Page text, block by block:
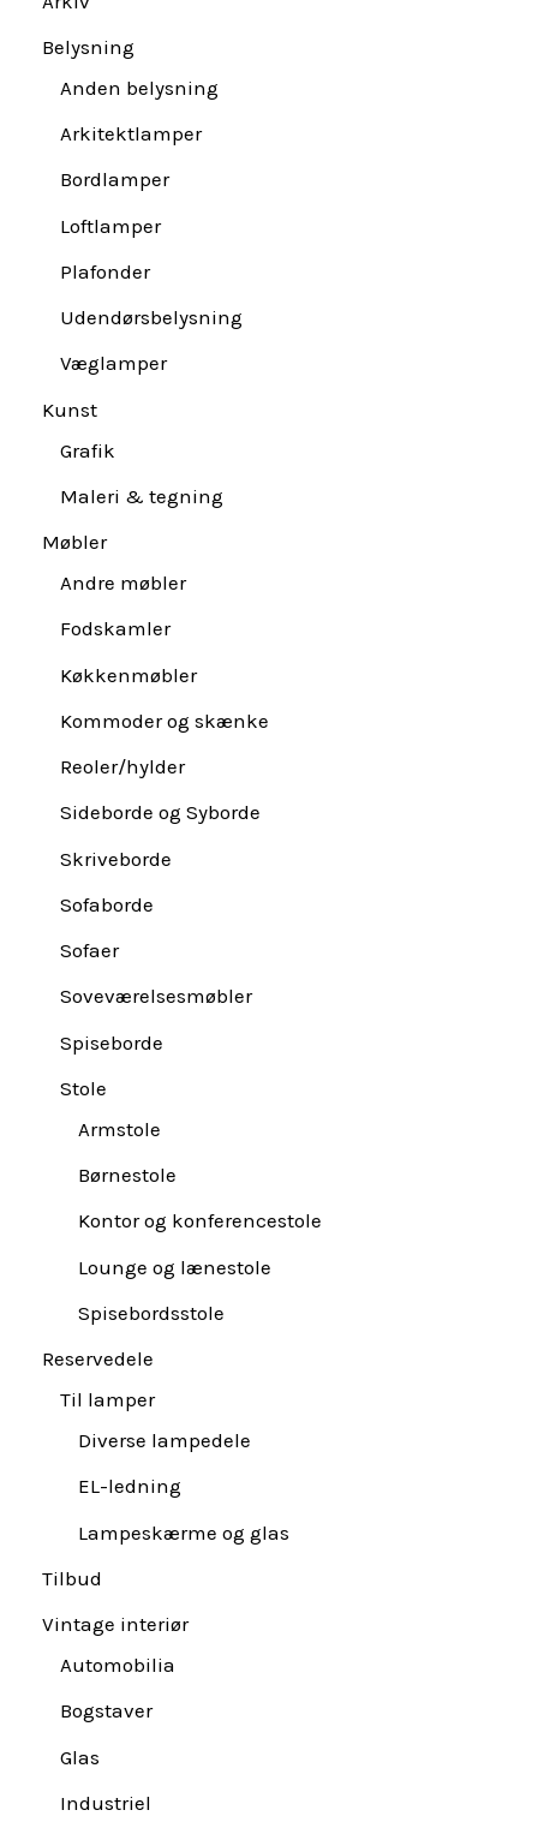
Belysning
Anden belysning
Arkitektlamper
Bordlamper
Loftlamper
Plafonder
Udendørsbelysning
Væglamper
Kunst
Grafik
Maleri & tegning
Møbler
Andre møbler
Fodskamler
Køkkenmøbler
Kommoder og skænke
Reoler/hylder
Sideborde og Syborde
Skriveborde
Sofaborde
Sofaer
Soveværelsesmøbler
Spiseborde
Stole
Armstole
Børnestole
Kontor og konferencestole
Lounge og lænestole
Spisebordsstole
Reservedele
Til lamper
Diverse lampedele
EL-ledning
Lampeskærme og glas
Tilbud
Vintage interiør
Automobilia
Bogstaver
Glas
Industriel